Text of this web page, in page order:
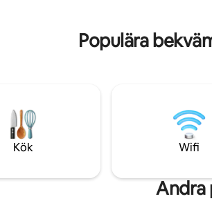
Populära
Kök Wifi
Andra